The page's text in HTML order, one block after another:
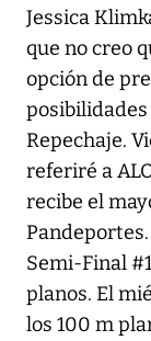
Jessica
que no creo
opción de
posibilidades
Repechaje.
referiré a
recibe el
Semi-Final
planos. El
los 100 m